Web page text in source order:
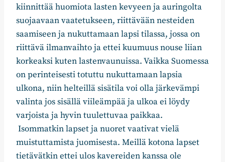
kiinnittää huomiota lasten kevyeen ja auringolta
suojaavaan vaatetukseen, riittävään nesteiden
saamiseen ja nukuttamaan lapsi tilassa, jossa on
riittävä ilmanvaihto ja ettei kuumuus nouse liian
korkeaksi kuten lastenvaunuissa. Vaikka Suomessa
on perinteisesti totuttu nukuttamaan lapsia
ulkona, niin helteillä sisätila voi olla järkevämpi
valinta jos sisällä viileämpää ja ulkoa ei löydy
varjoista ja hyvin tuulettuvaa paikkaa.
Isommatkin lapset ja nuoret vaativat vielä
muistuttamista juomisesta. Meillä kotona lapset
tietävätkin ettei ulos kavereiden kanssa ole